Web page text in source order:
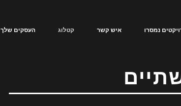
העסקים שלך קטלוג איש קשר נמסרו